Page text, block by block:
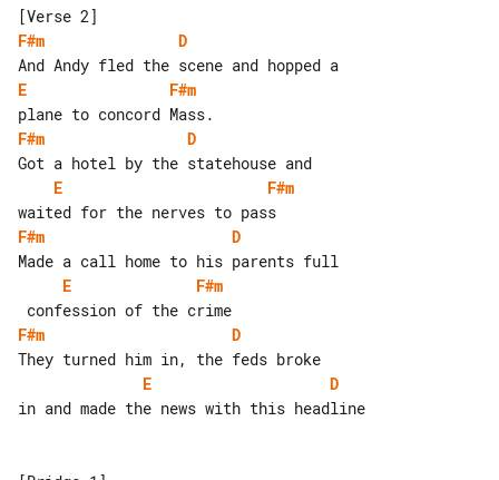
F#m
D
E
F#m
F#m
D
E
F#m
F#m
D
E
F#m
F#m
D
E
D
in and made the news with this headline